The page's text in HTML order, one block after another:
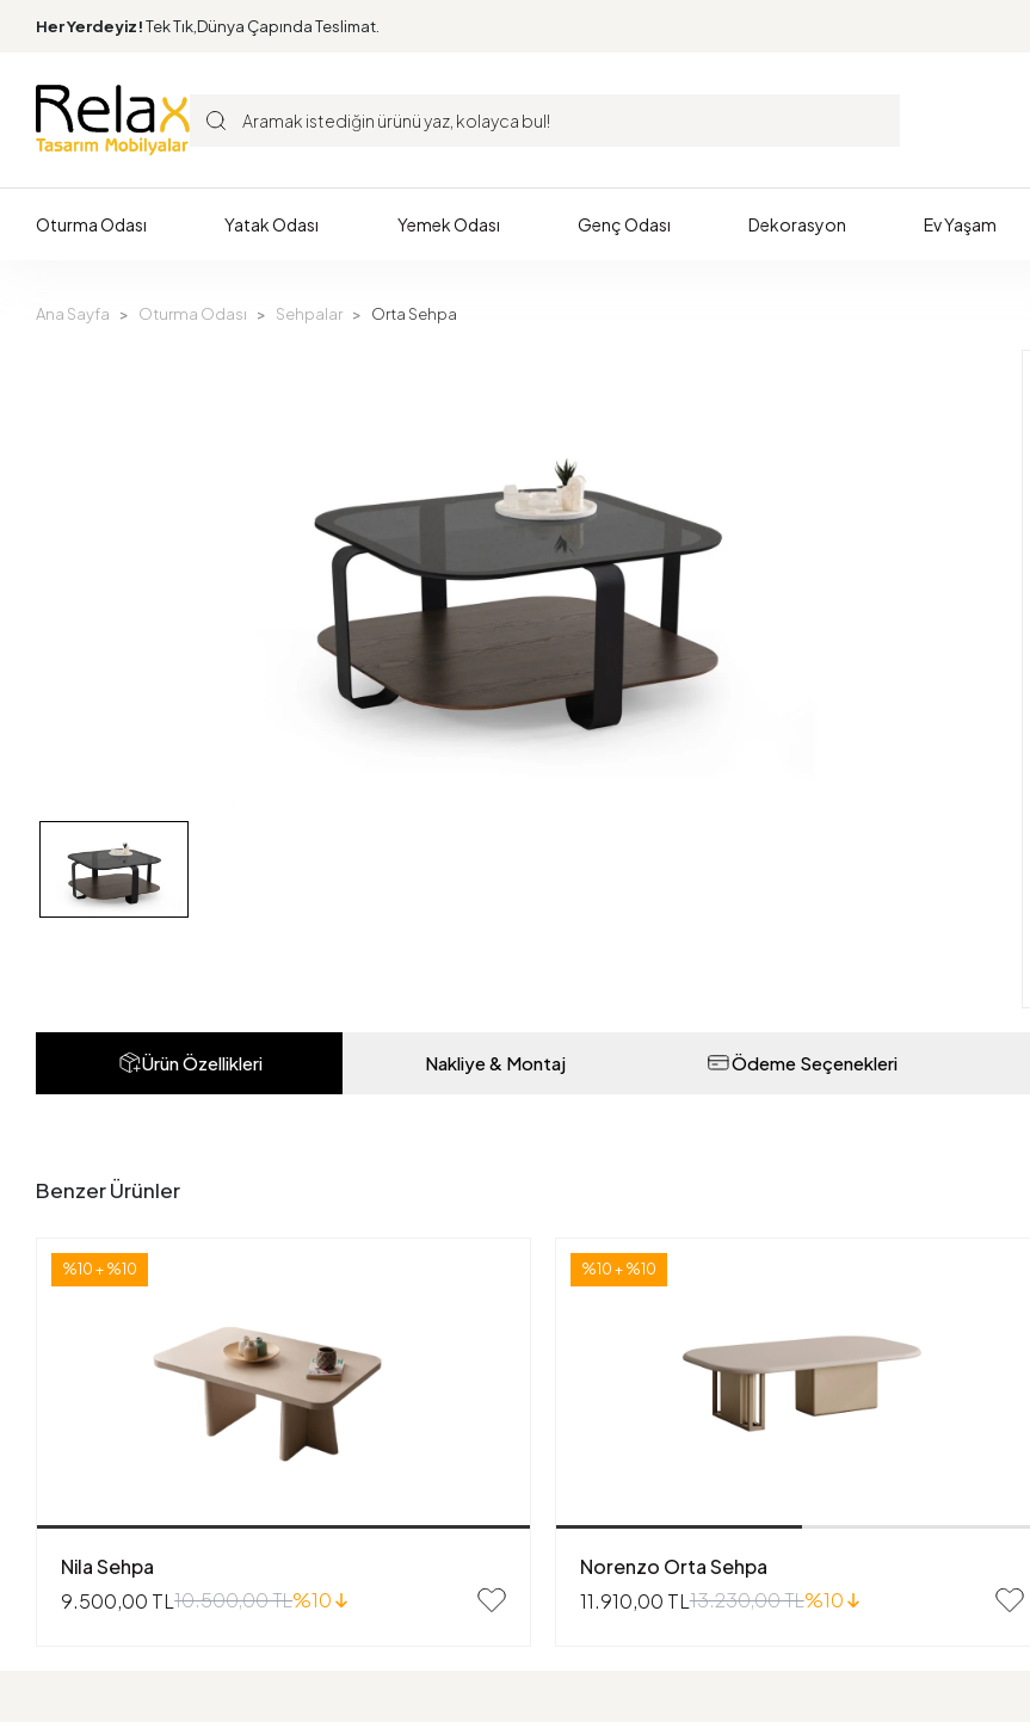
Her Yerdeyiz!Tek Tık,Dünya Çapında Teslimat.
Oturma Odası Yatak Odası Yemek Odası Genç Odası Dekorasyon Ev Yaşam
Ana Sayfa Oturma Odası Sehpalar Orta Sehpa
Ürün Özellikleri Nakliye & Montaj Ödeme Seçenekleri
Benzer Ürünler
%10 + %10
Nila Sehpa
9.500,00 TL10.500,00 TL%10
%10 + %10
Norenzo Orta Sehpa
11.910,00 TL13.230,00 TL%10